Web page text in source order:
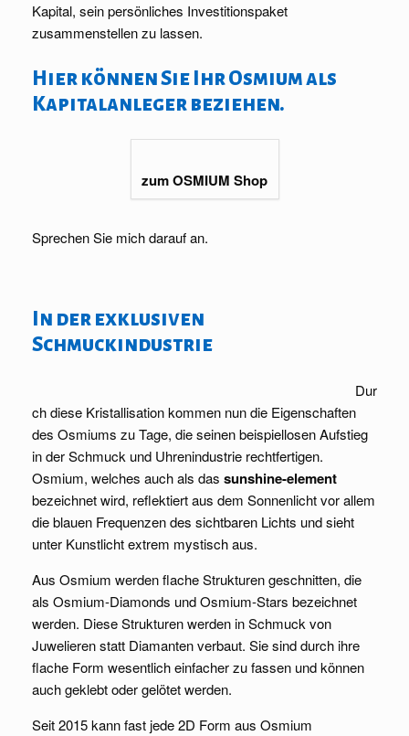
Kapital, sein persönliches Investitionspaket
zusammenstellen zu lassen.
Hier können Sie Ihr Osmium als
Kapitalanleger beziehen.
zum OSMIUM Shop
Sprechen Sie mich darauf an.
In der exklusiven
Schmuckindustrie
Dur
ch diese Kristallisation kommen nun die Eigenschaften
des Osmiums zu Tage, die seinen beispiellosen Aufstieg
in der Schmuck und Uhrenindustrie rechtfertigen.
Osmium, welches auch als das sunshine-element
bezeichnet wird, reflektiert aus dem Sonnenlicht vor allem
die blauen Frequenzen des sichtbaren Lichts und sieht
unter Kunstlicht extrem mystisch aus.
Aus Osmium werden flache Strukturen geschnitten, die
als Osmium-Diamonds und Osmium-Stars bezeichnet
werden. Diese Strukturen werden in Schmuck von
Juwelieren statt Diamanten verbaut. Sie sind durch ihre
flache Form wesentlich einfacher zu fassen und können
auch geklebt oder gelötet werden.
Seit 2015 kann fast jede 2D Form aus Osmium